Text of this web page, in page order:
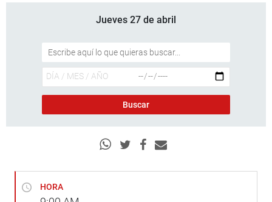
Jueves 27 de abril
HORA